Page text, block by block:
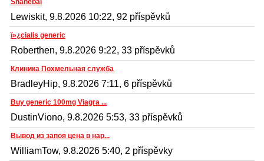
Lewiskit, 9.8.2026 10:22, 92 příspěvků
ï»¿cialis generic
Roberthen, 9.8.2026 9:22, 33 příspěvků
Клиника Похмельная служба
BradleyHip, 9.8.2026 7:11, 6 příspěvků
Buy generic 100mg Viagra ...
DustinViono, 9.8.2026 5:53, 33 příspěvků
Вывод из запоя цена в нар...
WilliamTow, 9.8.2026 5:40, 2 příspěvky